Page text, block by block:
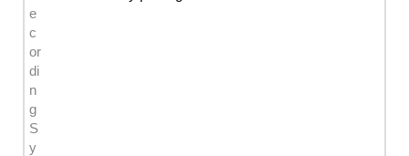
e
c
or
di
n
g
S
y